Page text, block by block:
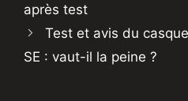
après test
Test et avis du
SE : vaut-il la peine ?